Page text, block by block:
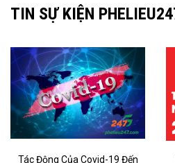
TIN SỰ KIỆN
Tác Động Của Covid-19 Đến